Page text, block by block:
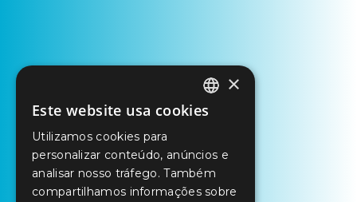
PORTUGUESE
ENGLISH
SPANISH
×
Este website usa cookies
Utilizamos cookies para
personalizar conteúdo, anúncios e
analisar nosso tráfego. Também
compartilhamos informações sobre